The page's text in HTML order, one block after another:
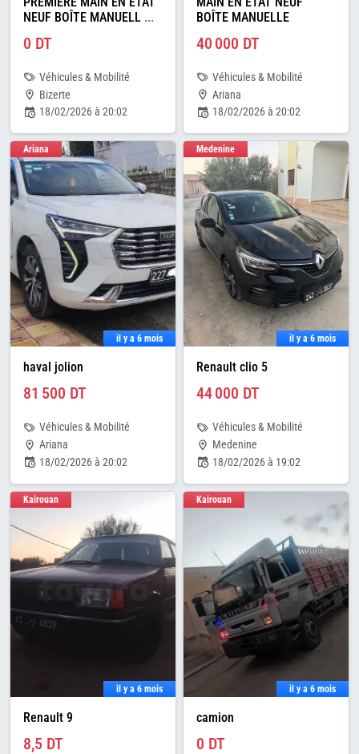
NEUF BOÎTE MANUELL ...
0 DT
Véhicules & Mobilité
Bizerte
18/02/2026 à 20:02
BOÎTE MANUELLE
40 000 DT
Véhicules & Mobilité
Ariana
18/02/2026 à 20:02
Ariana
il y a 6 mois
haval jolion
81 500 DT
Véhicules & Mobilité
Ariana
18/02/2026 à 20:02
Medenine
il y a 6 mois
Renault clio 5
44 000 DT
Véhicules & Mobilité
Medenine
18/02/2026 à 19:02
Kairouan
il y a 6 mois
Renault 9
8,5 DT
Kairouan
il y a 6 mois
camion
0 DT